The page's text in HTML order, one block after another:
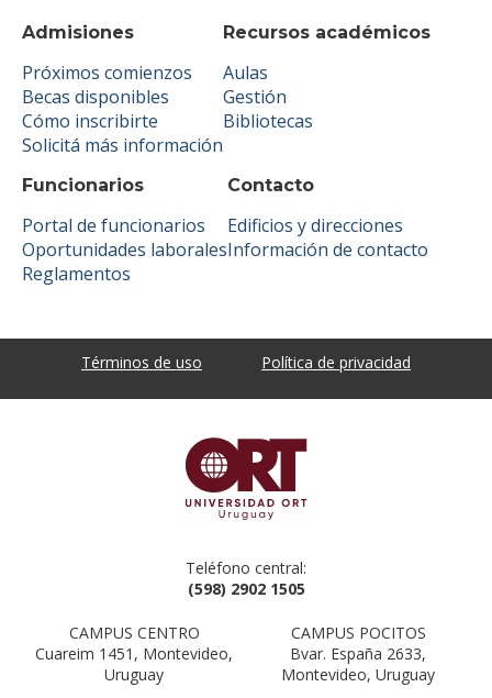
Admisiones
Próximos comienzos
Becas disponibles
Cómo inscribirte
Solicitá más información
Recursos académicos
Aulas
Gestión
Bibliotecas
Funcionarios
Portal de funcionarios
Oportunidades laborales
Reglamentos
Contacto
Edificios y direcciones
Información de contacto
Términos de uso Política de privacidad
Teléfono central:
(598) 2902 1505
CAMPUS CENTRO
Cuareim 1451, Montevideo,
Uruguay
CAMPUS POCITOS
Bvar. España 2633,
Montevideo, Uruguay